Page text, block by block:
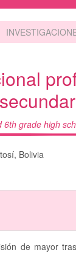
grade high
Bolivia
de mayor